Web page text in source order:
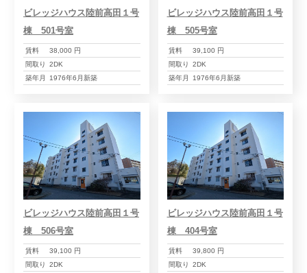
ビレッジハウス陸前高田１号
棟 501号室
賃料
38,000 円
間取り
2DK
築年月
1976年6月新築
ビレッジハウス陸前高田１号
棟 505号室
賃料
39,100 円
間取り
2DK
築年月
1976年6月新築
ビレッジハウス陸前高田１号
棟 506号室
賃料
39,100 円
間取り
2DK
ビレッジハウス陸前高田１号
棟 404号室
賃料
39,800 円
間取り
2DK